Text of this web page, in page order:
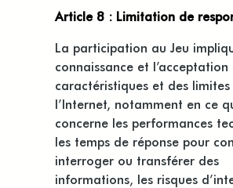
Article 8 : Limitation de
La participation au Jeu
connaissance et l’acceptation
caractéristiques et des
l’Internet, notamment en ce
concerne les performances
les temps de réponse pour
interroger ou transférer des
informations, les risques